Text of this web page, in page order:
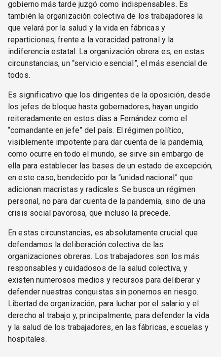
gobierno más tarde juzgó como indispensables. Es
también la organización colectiva de los trabajadores la
que velará por la salud y la vida en fábricas y
reparticiones, frente a la voracidad patronal y la
indiferencia estatal. La organización obrera es, en estas
circunstancias, un “servicio esencial”, el más esencial de
todos.
Es significativo que los dirigentes de la oposición, desde
los jefes de bloque hasta gobernadores, hayan ungido
reiteradamente en estos días a Fernández como el
“comandante en jefe” del país. El régimen político,
visiblemente impotente para dar cuenta de la pandemia,
como ocurre en todo el mundo, se sirve sin embargo de
ella para establecer las bases de un estado de excepción,
en este caso, bendecido por la “unidad nacional” que
adicionan macristas y radicales. Se busca un régimen
personal, no para dar cuenta de la pandemia, sino de una
crisis social pavorosa, que incluso la precede.
En estas circunstancias, es absolutamente crucial que
defendamos la deliberación colectiva de las
organizaciones obreras. Los trabajadores son los más
responsables y cuidadosos de la salud colectiva, y
existen numerosos medios y recursos para deliberar y
defender nuestras conquistas sin ponernos en riesgo.
Libertad de organización, para luchar por el salario y el
derecho al trabajo y, principalmente, para defender la vida
y la salud de los trabajadores, en las fábricas, escuelas y
hospitales.